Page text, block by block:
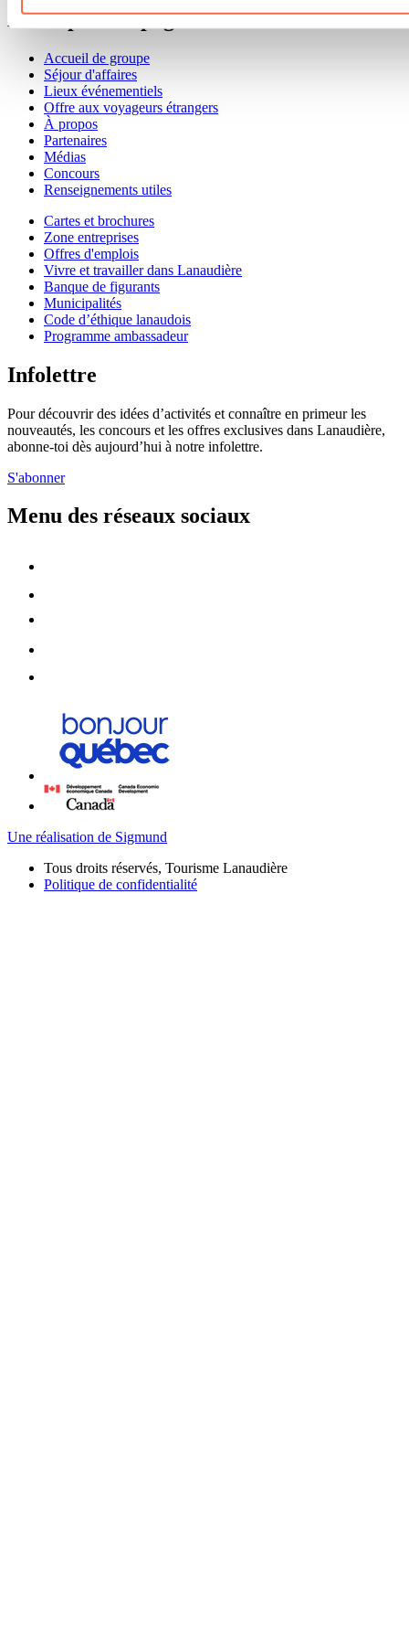
Menu pied de page
Accueil de groupe
Séjour d'affaires
Lieux événementiels
Offre aux voyageurs étrangers
À propos
Partenaires
Médias
Concours
Renseignements utiles
Cartes et brochures
Zone entreprises
Offres d'emplois
Vivre et travailler dans Lanaudière
Banque de figurants
Municipalités
Code d’éthique lanaudois
Programme ambassadeur
Infolettre
Pour découvrir des idées d’activités et connaître en primeur les
nouveautés, les concours et les offres exclusives dans Lanaudière,
abonne-toi dès aujourd’hui à notre infolettre.
S'abonner
Menu des réseaux sociaux
Une réalisation de Sigmund
Tous droits réservés, Tourisme Lanaudière
Politique de confidentialité